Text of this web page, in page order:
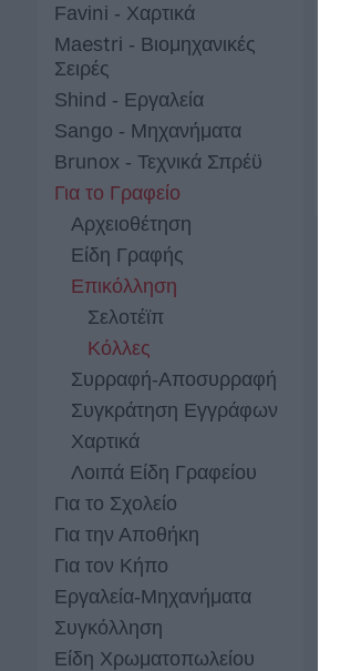
Favini - Χαρτικά
Maestri - Βιομηχανικές
Σειρές
Shind - Εργαλεία
Sango - Μηχανήματα
Brunox - Τεχνικά Σπρέϋ
Για το Γραφείο
Αρχειοθέτηση
Είδη Γραφής
Επικόλληση
Σελοτέϊπ
Κόλλες
Συρραφή-Αποσυρραφή
Συγκράτηση Εγγράφων
Χαρτικά
Λοιπά Είδη Γραφείου
Για το Σχολείο
Για την Αποθήκη
Για τον Κήπο
Εργαλεία-Μηχανήματα
Συγκόλληση
Είδη Χρωματοπωλείου